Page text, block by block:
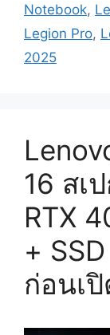
Notebook,
Legion Pro,
2025
16 สเ
RTX
+
ก่อนเ